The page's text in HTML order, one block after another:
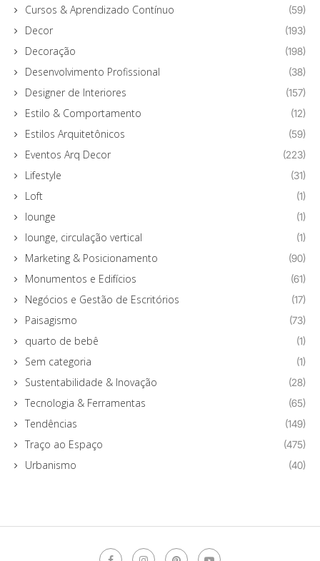
Cursos & Aprendizado Contínuo (59)
Decor (193)
Decoração (198)
Desenvolvimento Profissional (38)
Designer de Interiores (157)
Estilo & Comportamento (12)
Estilos Arquitetônicos (59)
Eventos Arq Decor (223)
Lifestyle (31)
Loft (1)
lounge (1)
lounge, circulação vertical (1)
Marketing & Posicionamento (90)
Monumentos e Edifícios (61)
Negócios e Gestão de Escritórios (17)
Paisagismo (73)
quarto de bebê (1)
Sem categoria (1)
Sustentabilidade & Inovação (28)
Tecnologia & Ferramentas (65)
Tendências (149)
Traço ao Espaço (475)
Urbanismo (40)